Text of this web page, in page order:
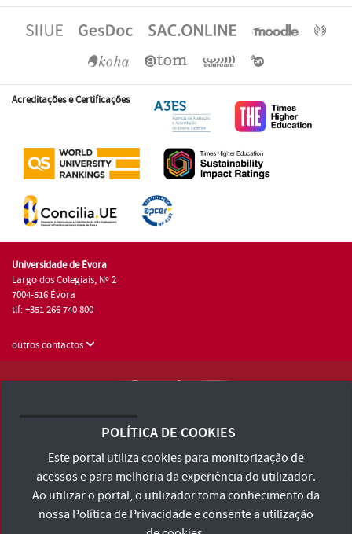
Acreditações e Certificações
Universidade de Évora
Largo dos Colegiais, Nº 2
7004-516 Évora
tlf: +351 266 740 800
outros contactos
Consulte os Termos e Condições e Política de Privacidade
Declaração de Acessibilidade
POLÍTICA DE COOKIES
Este portal utiliza cookies para monitorização de
acessos e para melhoria da experiência do utilizador.
Ao utilizar o portal, o utilizador toma conhecimento da
nossa Política de Privacidadee consente a utilização